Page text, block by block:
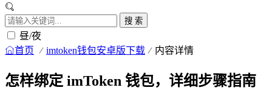
搜 索
昼/夜
首页 imtoken钱包安卓版下载 内容详情
怎样绑定 imToken 钱包，详细步骤指南